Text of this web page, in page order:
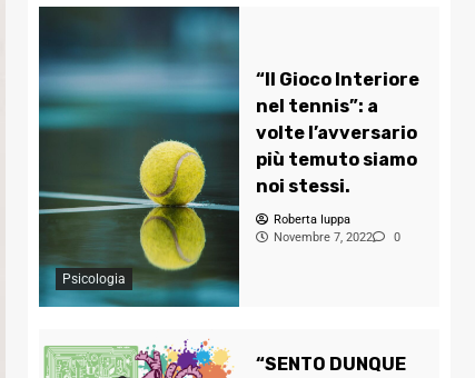
Psicologia
“Il Gioco Interiore
nel tennis”: a
volte l’avversario
più temuto siamo
noi stessi.
Roberta Iuppa
Novembre 7, 2022
0
“SENTO DUNQUE